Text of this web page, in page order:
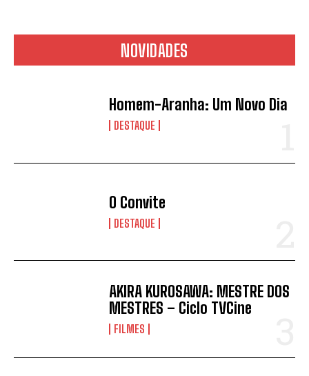
NOVIDADES
Homem-Aranha: Um Novo Dia
DESTAQUE
O Convite
DESTAQUE
AKIRA KUROSAWA: MESTRE DOS
MESTRES – Ciclo TVCine
FILMES